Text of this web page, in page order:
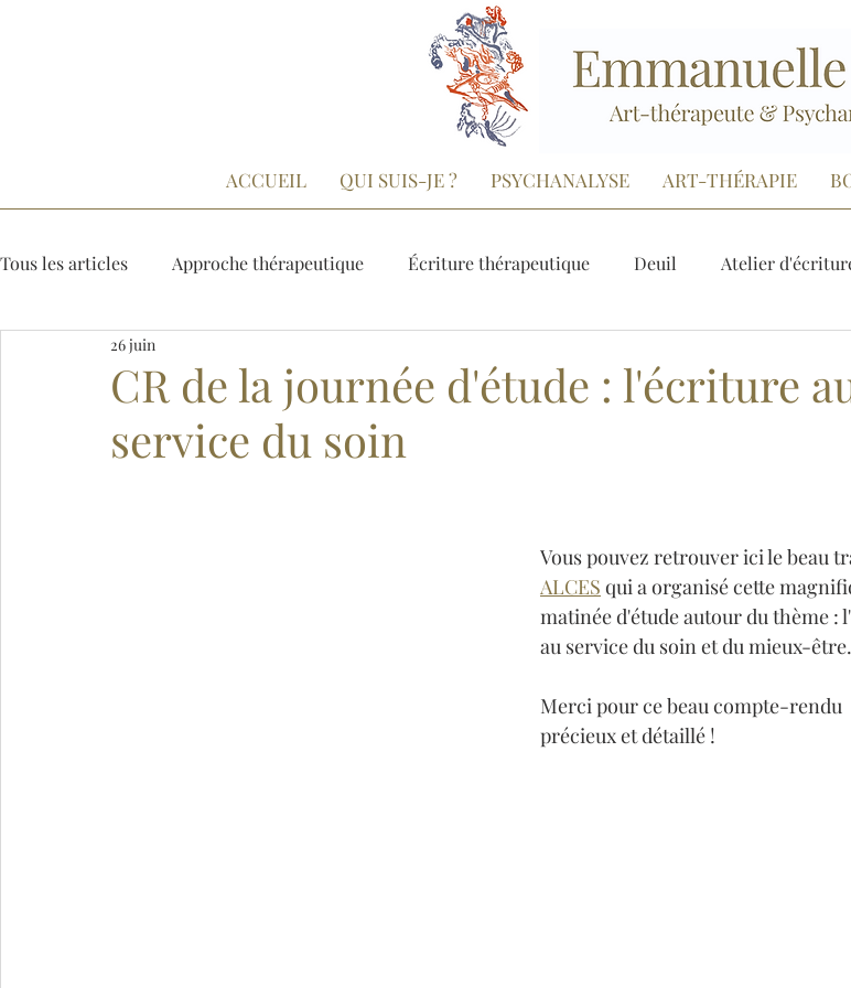
ACCUEIL QUI SUIS-JE ? PSYCHANALYSE ART-THÉRAPIE
Tous les articles Approche thérapeutique Écriture thérapeutique Deuil Atelier
Psychoboxe
Analyse et interprétation des rêves
CR de la journée d'étude : l'écriture
service du soin
26 juin
Vous pouvez retrouver ici le beau
ALCES qui a organisé cette
matinée d'étude autour du thème :
au service du soin et du mieux-être.
Merci pour ce beau compte-rendu
précieux et détaillé !